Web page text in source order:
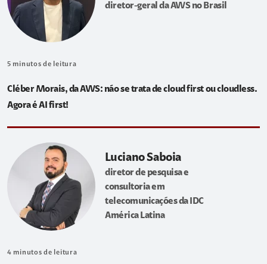
diretor-geral da AWS no Brasil
5 minutos de leitura
Cléber Morais, da AWS: não se trata de cloud first ou cloudless.
Agora é AI first!
Luciano Saboia
diretor de pesquisa e
consultoria em
telecomunicações da IDC
América Latina
4 minutos de leitura